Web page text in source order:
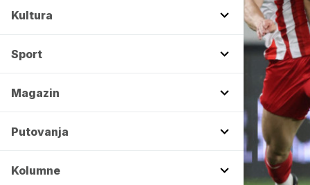
Kultura
Sport
Magazin
Putovanja
Kolumne